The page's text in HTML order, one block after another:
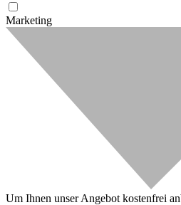
Marketing
Um Ihnen unser Angebot kostenfrei